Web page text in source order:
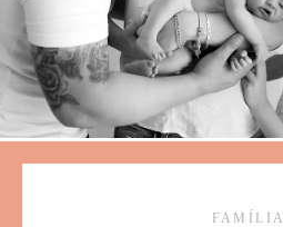
FAMÍLIA